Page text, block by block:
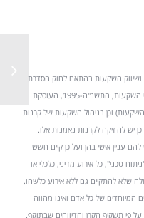
ושיווק השקעות בהתאם לחוק הסדרת
העיסוק בייעוץ השקעות, שיווק השקעות וניהול תיקי השקעות, התשנ"ה-1995, העוסקת
וכן בניהול השקעות של קרנות
יש לה זיקה לקרנות נאמנות אלו.
עניין אישי בהן ועל כן קיים חשש
טכני", כל אירוע מדיני, כלכלי או
שלא להתקיים גם ללא אירוע כלשהו.
המיוחדים של כל אדם ואינו מהווה
פי תשקיף הקרן והדיווחים שבתוקף.